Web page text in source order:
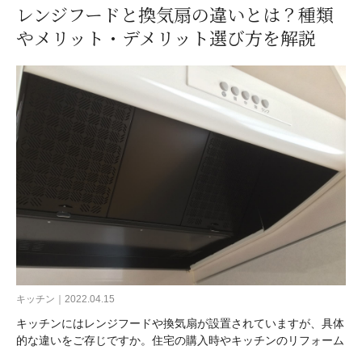
レンジフードと換気扇の違いとは？種類
やメリット・デメリット選び方を解説
キッチン｜2022.04.15
キッチンにはレンジフードや換気扇が設置されていますが、具体
的な違いをご存じですか。住宅の購入時やキッチンのリフォーム